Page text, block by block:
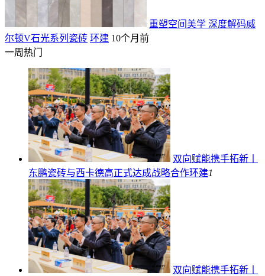
重塑空间美学 深度解码威
尔顿V石光系列瓷砖 环建 10个月前
一周热门
双向赋能携手拓新丨
东鹏瓷砖与西卡德高正式达成战略合作环建1
双向赋能携手拓新丨